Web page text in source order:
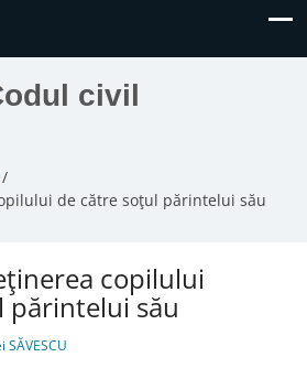
civil
de către soţul părintelui său
copilului
părintelui său
SĂVESCU